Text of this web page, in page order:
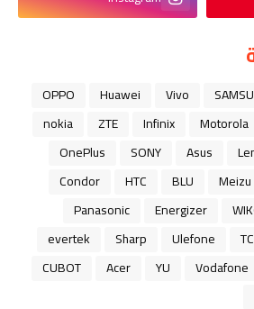
Vivo
Huawei
OPPO
Motorola
Infinix
ZTE
nokia
Asus
SONY
OnePlus
Meizu
BLU
HTC
Condor
Energizer
Panasonic
Ulefone
Sharp
evertek
Vodafone
YU
Acer
CUBOT